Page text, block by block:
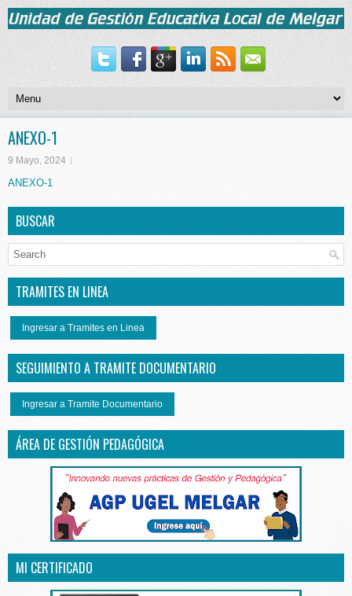
ANEXO-1
9 Mayo, 2024
ANEXO-1
BUSCAR
TRAMITES EN LINEA
Ingresar a Tramites en Linea
SEGUIMIENTO A TRAMITE DOCUMENTARIO
Ingresar a Tramite Documentario
ÁREA DE GESTIÓN PEDAGÓGICA
MI CERTIFICADO